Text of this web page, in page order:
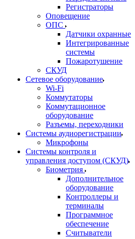
Регистраторы
Оповещение
ОПС
Датчики охранные
Интегрированные
системы
Пожаротушение
СКУД
Сетевое оборудование
Wi-Fi
Коммутаторы
Коммутационное
оборудование
Разъемы, переходники
Системы аудиорегистрации
Микрофоны
Системы контроля и
управления доступом (СКУД)
Биометрия
Дополнительное
оборудование
Контроллеры и
терминалы
Программное
обеспечение
Считыватели